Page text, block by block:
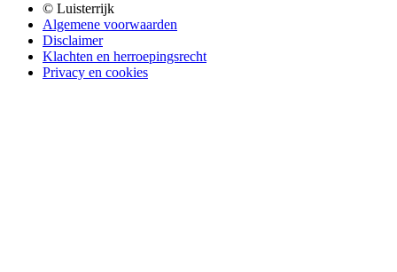
© Luisterrijk
Algemene voorwaarden
Disclaimer
Klachten en herroepingsrecht
Privacy en cookies